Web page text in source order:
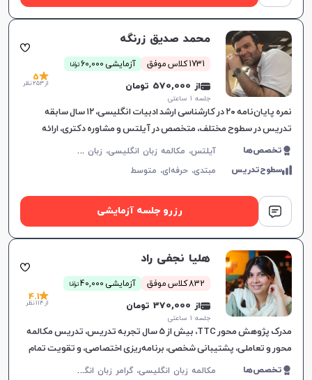
محمد صدیق زرنگه
1731 کلاس موفق آزمایشی 60,000 توما
ن
از 570,000 تومان
جلسه ۱ ساعتی
5
از 253 نظر
نمره پایان‌نامه ۲۰ در کارشناسی ارشد ادبیات انگلیسی، ۱۲ سال سابقه
تدریس در سطوح مختلف، متخصص در آیلتس و مشاوره دکتری، ارائه
آموزش‌های هدفمند مکالمه.
تخصص‌ها آ
یلتس، مکالمه زبان انگلیسی، زبان انگلیسی عمومی، گرامر زبان انگلیسی، زبان انگلیسی بریتیش، زبان انگلیسی آمریکایی، زبان انگلیسی کنکور سراسری، زبان انگلیسی کنکور ارشد، زبان انگلیسی کنکور کاردانی
سطوح‌تدریس مبتدی،حرفه‌ای، متوسط
رزرو جلسه آزمایشی
هلیا نجفی راد
832 کلاس موفق آزمایشی 40,000 توما
ن
از 370,000 تومان
جلسه ۱ ساعتی
4.1
از 114 نظر
مدرک پژوهش محور TTC، بیش از 5 سال تجربه تدریس، تدریس مکالمه
محور و تعاملی، پشتیبانی شخصی، برنامه‌ریزی اختصاصی، و تقویت تمام
مهارت‌های زبان انگلیسی.
تخصص‌ها م
کالمه زبان انگلیسی، گرامر زبان انگلیسی، زبان انگلیسی آمریکایی، زبان انگلیسی هفتم دبیرستان، زبان انگلیسی هشتم دبیرستان، زبان انگلیسی نهم دبیرستان، زبان انگلیسی دهم دبیرستان، زبان انگلیسی یازدهم دبیرستان، زبان انگلیسی عمومی، زبان انگلیسی دوازدهم دبیرستان، زبان انگلیسی کنکور سراسری، زبان انگلیسی کودکان